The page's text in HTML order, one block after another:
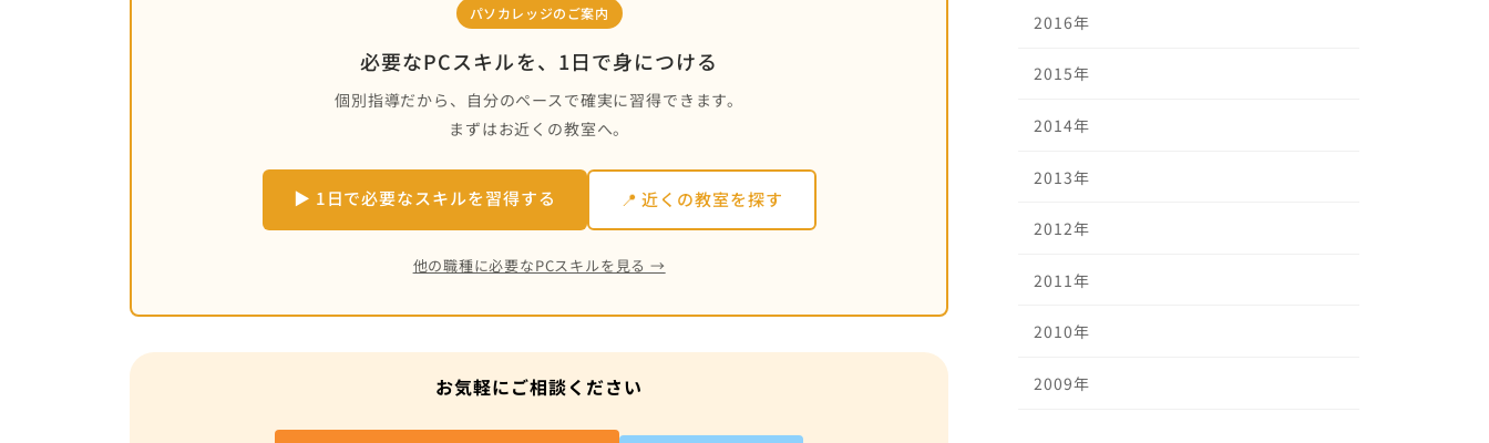
パソカレッジのご案内
必要なPCスキルを、1日で身につける
個別指導だから、自分のペースで確実に習得できます。
まずはお近くの教室へ。
▶ 1日で必要なスキルを習得する 📍 近くの教室を探す
他の職種に必要なPCスキルを見る →
お気軽にご相談ください
2016年
2015年
2014年
2013年
2012年
2011年
2010年
2009年